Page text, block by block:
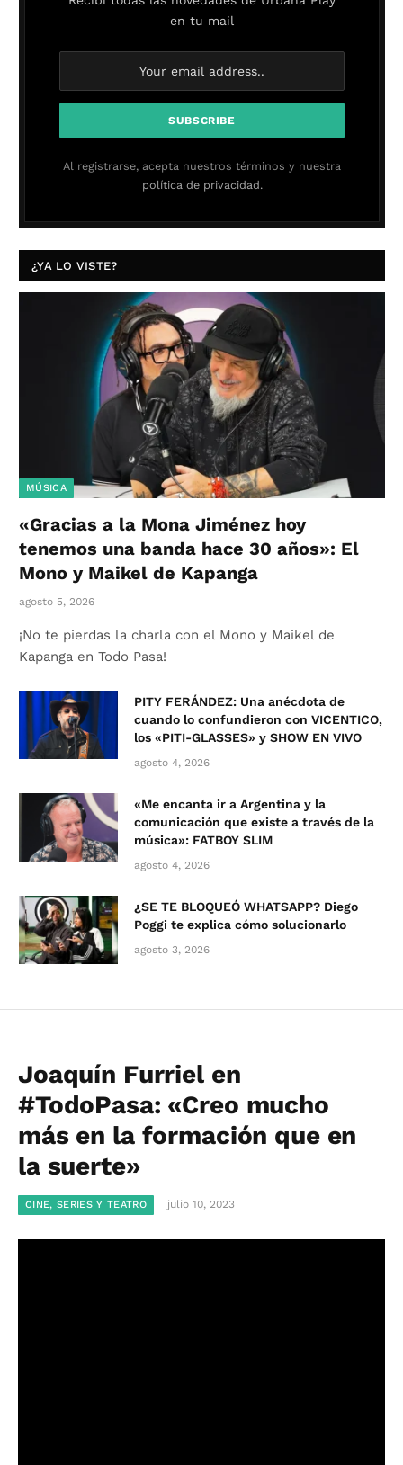
en tu mail
Al registrarse, acepta nuestros términos y nuestra
política de privacidad.
¿YA LO VISTE?
MÚSICA
«Gracias a la Mona Jiménez hoy
tenemos una banda hace 30 años»: El
Mono y Maikel de Kapanga
agosto 5, 2026
¡No te pierdas la charla con el Mono y Maikel de
Kapanga en Todo Pasa!
PITY FERÁNDEZ: Una anécdota de
cuando lo confundieron con VICENTICO,
los «PITI-GLASSES» y SHOW EN VIVO
agosto 4, 2026
«Me encanta ir a Argentina y la
comunicación que existe a través de la
música»: FATBOY SLIM
agosto 4, 2026
¿SE TE BLOQUEÓ WHATSAPP? Diego
Poggi te explica cómo solucionarlo
agosto 3, 2026
Joaquín Furriel en
#TodoPasa: «Creo mucho
más en la formación que en
la suerte»
CINE, SERIES Y TEATRO julio 10, 2023